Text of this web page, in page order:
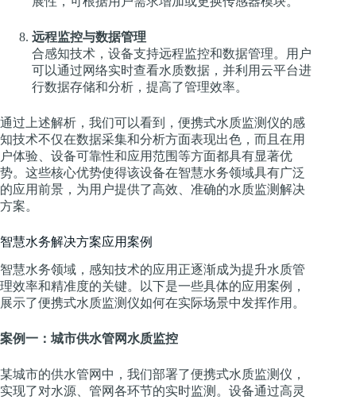
远程监控与数据管理
合感知技术，设备支持远程监控和数据管理。用户
可以通过网络实时查看水质数据，并利用云平台进
行数据存储和分析，提高了管理效率。
通过上述解析，我们可以看到，便携式水质监测仪的感
知技术不仅在数据采集和分析方面表现出色，而且在用
户体验、设备可靠性和应用范围等方面都具有显著优
势。这些核心优势使得该设备在智慧水务领域具有广泛
的应用前景，为用户提供了高效、准确的水质监测解决
方案。
智慧水务解决方案应用案例
智慧水务领域，感知技术的应用正逐渐成为提升水质管
理效率和精准度的关键。以下是一些具体的应用案例，
展示了便携式水质监测仪如何在实际场景中发挥作用。
案例一：城市供水管网水质监控
某城市的供水管网中，我们部署了便携式水质监测仪，
实现了对水源、管网各环节的实时监测。设备通过高灵